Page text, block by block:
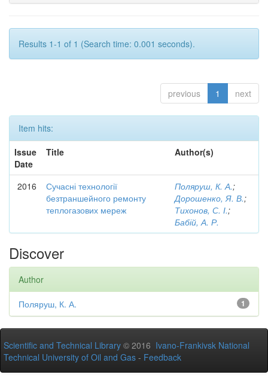
Results 1-1 of 1 (Search time: 0.001 seconds).
previous 1 next
Item hits:
Issue
Date
Title Author(s)
2016
Сучасні технології
безтраншейного ремонту
теплогазових мереж
Поляруш, К. А.;
Дорошенко, Я. В.;
Тихонов, С. І.;
Бабій, А. Р.
Discover
Author
1
Поляруш, К. А.
Scientific and Technical Library © 2016 Ivano-Frankivsk National
Technical University of Oil and Gas - Feedback